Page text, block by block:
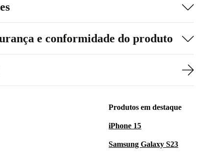
e conformidade do produto
Produtos em destaque
iPhone 15
Samsung Galaxy S23